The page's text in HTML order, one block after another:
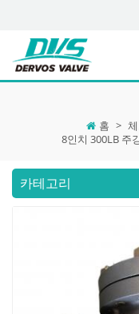
홈 >
8인치 300LB 주
카테고리